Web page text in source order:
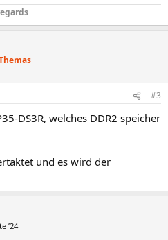
#3
DS3R, welches DDR2 speicher
und es wird der
’24